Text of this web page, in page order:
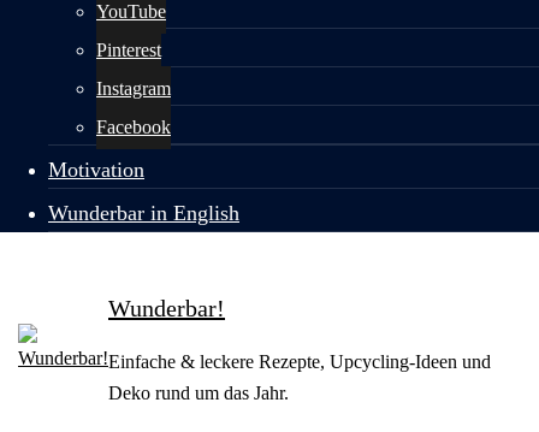
YouTube
Pinterest
Instagram
Facebook
Motivation
Wunderbar in English
Wunderbar!
Einfache & leckere Rezepte, Upcycling-Ideen und
Deko rund um das Jahr.